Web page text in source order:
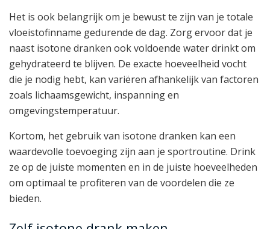
Het is ook belangrijk om je bewust te zijn van je totale
vloeistofinname gedurende de dag. Zorg ervoor dat je
naast isotone dranken ook voldoende water drinkt om
gehydrateerd te blijven. De exacte hoeveelheid vocht
die je nodig hebt, kan variëren afhankelijk van factoren
zoals lichaamsgewicht, inspanning en
omgevingstemperatuur.
Kortom, het gebruik van isotone dranken kan een
waardevolle toevoeging zijn aan je sportroutine. Drink
ze op de juiste momenten en in de juiste hoeveelheden
om optimaal te profiteren van de voordelen die ze
bieden.